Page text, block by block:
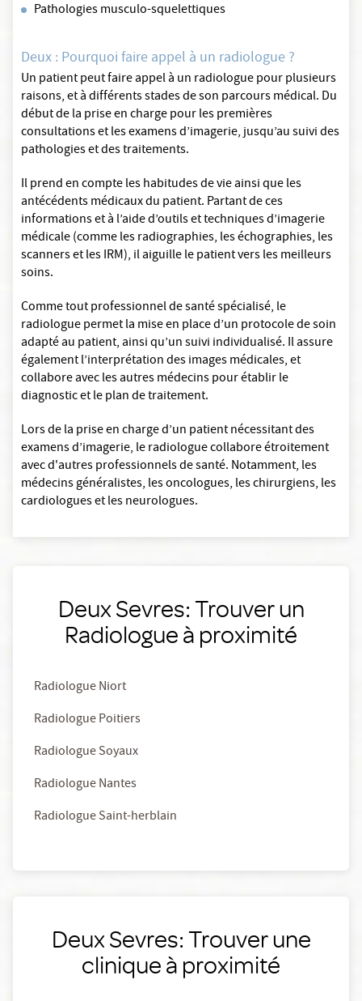
Pathologies musculo-squelettiques
Deux : Pourquoi faire appel à un radiologue ?
Un patient peut faire appel à un radiologue pour plusieurs
raisons, et à différents stades de son parcours médical. Du
début de la prise en charge pour les premières
consultations et les examens d’imagerie, jusqu’au suivi des
pathologies et des traitements.
Il prend en compte les habitudes de vie ainsi que les
antécédents médicaux du patient. Partant de ces
informations et à l’aide d’outils et techniques d’imagerie
médicale (comme les radiographies, les échographies, les
scanners et les IRM), il aiguille le patient vers les meilleurs
soins.
Comme tout professionnel de santé spécialisé, le
radiologue permet la mise en place d’un protocole de soin
adapté au patient, ainsi qu’un suivi individualisé. Il assure
également l’interprétation des images médicales, et
collabore avec les autres médecins pour établir le
diagnostic et le plan de traitement.
Lors de la prise en charge d’un patient nécessitant des
examens d’imagerie, le radiologue collabore étroitement
avec d'autres professionnels de santé. Notamment, les
médecins généralistes, les oncologues, les chirurgiens, les
cardiologues et les neurologues.
Deux Sevres: Trouver un
Radiologue à proximité
Radiologue Niort
Radiologue Poitiers
Radiologue Soyaux
Radiologue Nantes
Radiologue Saint-herblain
Deux Sevres: Trouver une
clinique à proximité